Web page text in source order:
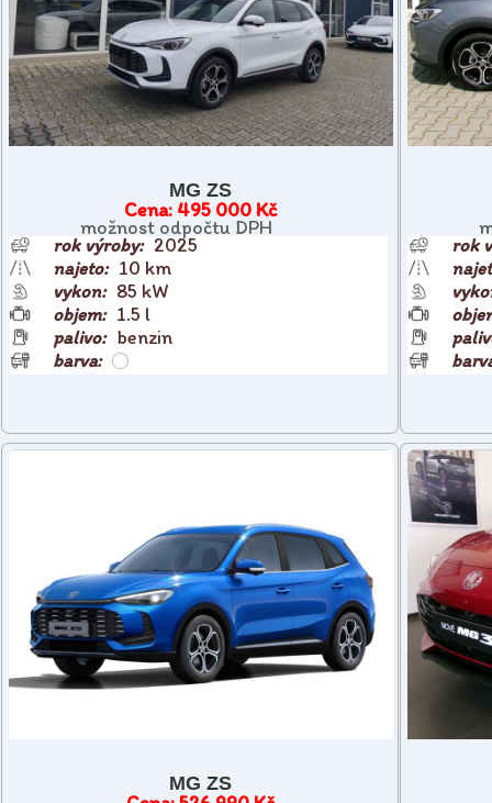
MG ZS
495 000 Kč
možnost odpočtu DPH
2025
10 km
85 kW
1.5 l
benzin
MG ZS